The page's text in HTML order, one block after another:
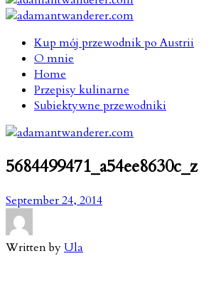
Kup mój przewodnik po Austrii
O mnie
Home
Przepisy kulinarne
Subiektywne przewodniki
5684499471_a54ee8630c_z
September 24, 2014
Written byUla